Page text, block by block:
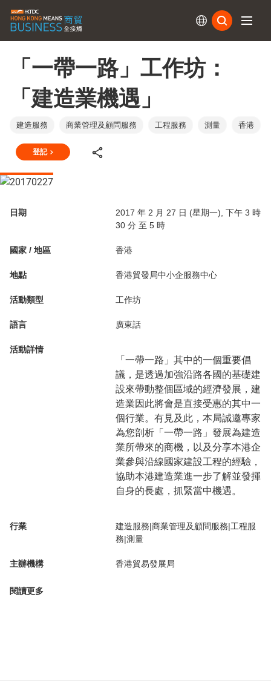
「一帶一路」工作坊：
「建造業機遇」
建造服務 商業管理及顧問服務 工程服務 測量 香港
登記
日期
2017 年 2 月 27 日 (星期一), 下午 3 時
30 分 至 5 時
國家 / 地區 香港
地點 香港貿發局中小企服務中心
活動類型 工作坊
語言 廣東話
活動詳情
「一帶一路」其中的一個重要倡
議，是透過加強沿路各國的基礎建
設來帶動整個區域的經濟發展，建
造業因此將會是直接受惠的其中一
個行業。有見及此，本局誠邀專家
為您剖析「一帶一路」發展為建造
業所帶來的商機，以及分享本港企
業參與沿線國家建設工程的經驗，
協助本港建造業進一步了解並發揮
自身的長處，抓緊當中機遇。
行業
建造服務|商業管理及顧問服務|工程服
務|測量
主辦機構 香港貿易發展局
閱讀更多